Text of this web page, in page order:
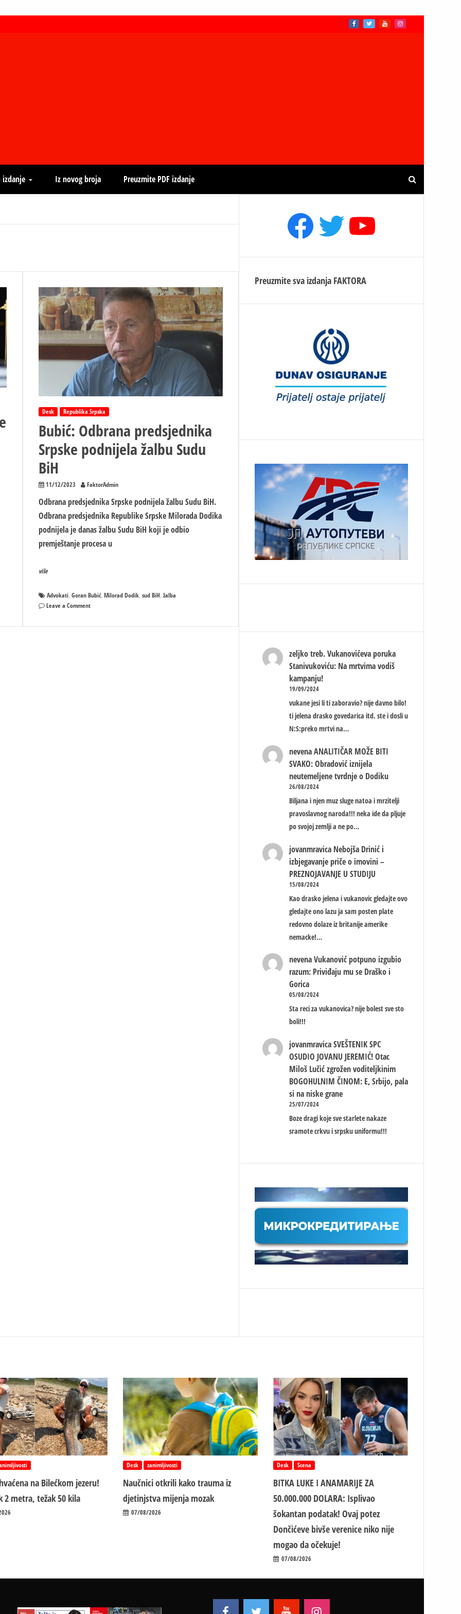
izdanje Iz novog broja Preuzmite PDF izdanje
Desk Republika Srpska
Bubić: Odbrana predsjednika
Srpske podnijela žalbu Sudu
BiH
11/12/2023 FaktorAdmin
Odbrana predsjednika Srpske podnijela žalbu Sudu BiH.
Odbrana predsjednika Republike Srpske Milorada Dodika
podnijela je danas žalbu Sudu BiH koji je odbio
premještanje procesa u
više
Advokati ,Goran Bubić,Milorad Dodik ,sud BiH ,žalba
Leave a Commenton
Odbrana
Facebook
TwitterYouTube
Preuzmite sva izdanja FAKTORA
zeljko treb. Vukanovićeva poruka
Stanivukoviću: Na mrtvima vodiš
kampanju!
19/09/2024
vukane jesi li ti zaboravio? nije davno bilo!
ti jelena drasko govedarica itd. ste i dosli u
N:S:preko mrtvi na…
nevena ANALITIČAR MOŽE BITI
SVAKO: Obradović iznijela
neutemeljene tvrdnje o Dodiku
26/08/2024
Biljana i njen muz sluge natoa i mrzitelji
pravoslavnog naroda!!! neka ide da pljuje
po svojoj zemlji a ne po…
jovanmravica Nebojša Drinić i
izbjegavanje priče o imovini –
PREZNOJAVANJE U STUDIJU
15/08/2024
Kao drasko jelena i vukanovic gledajte ovo
gledajte ono lazu ja sam posten plate
redovno dolaze iz britanije amerike
nemacke!…
nevena Vukanović potpuno izgubio
razum: Priviđaju mu se Draško i
Gorica
05/08/2024
Sta reci za vukanovica? nije bolest sve sto
boli!!!
jovanmravica SVEŠTENIK SPC
OSUDIO JOVANU JEREMIĆ! Otac
Miloš Lučić zgrožen voditeljkinim
BOGOHULNIM ČINOM: E, Srbijo, pala
si na niske grane
25/07/2024
Boze dragi koje sve starlete nakaze
sramote crkvu i srpsku uniformu!!!
na Bilećkom jezeru!
2 metra, težak 50 kila
Desk zanimljivosti
Naučnici otkrili kako trauma iz
d‌jetinjstva mijenja mozak
07/08/2026
Desk Scena
BITKA LUKE I ANAMARIJE ZA
50.000.000 DOLARA: Isplivao
šokantan podatak! Ovaj potez
Dončićeve bivše verenice niko nije
mogao da očekuje!
07/08/2026